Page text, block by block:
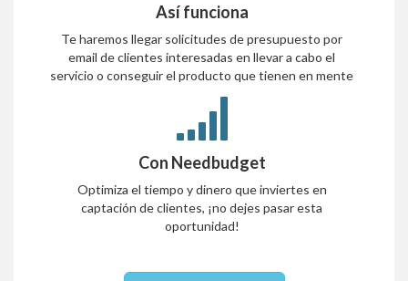
Así funciona
Te haremos llegar solicitudes de presupuesto por
email de clientes interesadas en llevar a cabo el
servicio o conseguir el producto que tienen en mente
Con Needbudget
Optimiza el tiempo y dinero que inviertes en
captación de clientes, ¡no dejes pasar esta
oportunidad!